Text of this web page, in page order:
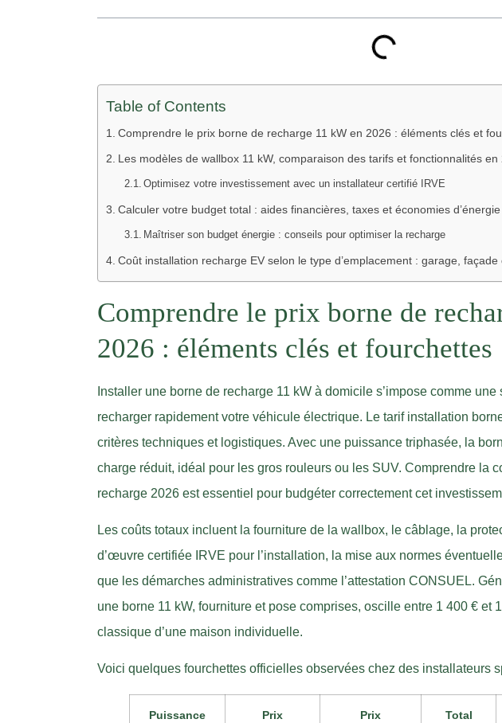
Table of Contents
Comprendre le prix borne de recharge 11 kW en 2026 : éléments clés et
Les modèles de wallbox 11 kW, comparaison des tarifs et fonctionnalités en
Optimisez votre investissement avec un installateur certifié IRVE
Calculer votre budget total : aides financières, taxes et économies d’énergie
Maîtriser son budget énergie : conseils pour optimiser la recharge
Coût installation recharge EV selon le type d’emplacement : garage, façade
Comprendre le prix borne de
2026 : éléments clés et fourchettes
Installer une borne de recharge 11 kW à domicile s’impose comme
recharger rapidement votre véhicule électrique. Le tarif installation
critères techniques et logistiques. Avec une puissance triphasée, la
charge réduit, idéal pour les gros rouleurs ou les SUV. Comprendre la
recharge 2026 est essentiel pour budgéter correctement cet
Les coûts totaux incluent la fourniture de la wallbox, le câblage, la
d’œuvre certifiée IRVE pour l’installation, la mise aux normes
que les démarches administratives comme l’attestation CONSUEL.
une borne 11 kW, fourniture et pose comprises, oscille entre 1 400 € et
classique d’une maison individuelle.
Voici quelques fourchettes officielles observées chez des installateurs
Puissance
Prix
Prix
Total